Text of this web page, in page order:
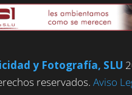
y Fotografía, SLU
reservados. Aviso